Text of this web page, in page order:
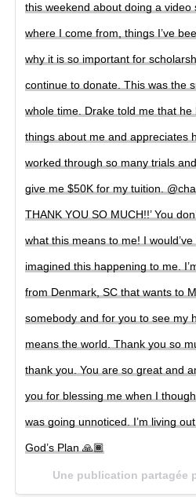
this weekend about doing a video
where I come from, things I’ve
why it is so important for
continue to donate. This was the
whole time. Drake told me that he
things about me and appreciates
worked through so many trials
give me $50K for my tuition.
THANK YOU SO MUCH!!’ You
what this means to me! I would’ve
imagined this happening to me.
from Denmark, SC that wants to
somebody and for you to see my
means the world. Thank you so
thank you. You are so great and
you for blessing me when I
was going unnoticed. I’m living
God’s Plan 🙏🏾
Une publication partagée